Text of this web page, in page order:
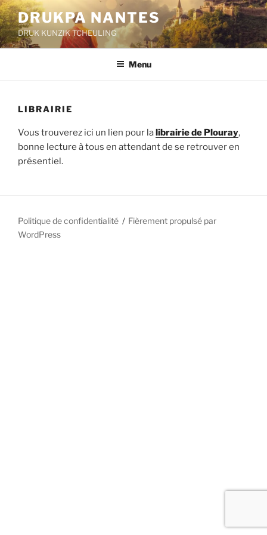
Aller
au
contenu
principal
DRUKPA NANTES
DRUK KUNZIK TCHEULING
Menu
LIBRAIRIE
Vous trouverez ici un lien pour lalibrairie de Plouray,
bonne lecture à tous en attendant de se retrouver en
présentiel.
Politique de confidentialité
Fièrement propulsé par
WordPress